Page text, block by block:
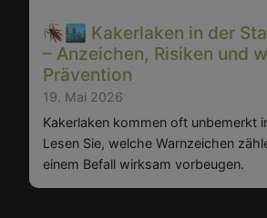
🪳🏙️ Kakerlaken in der
– Anzeichen, Risiken und
Prävention
19. Mai 2026
Kakerlaken kommen oft unbemerkt
Lesen Sie, welche Warnzeichen
einem Befall wirksam vorbeugen.